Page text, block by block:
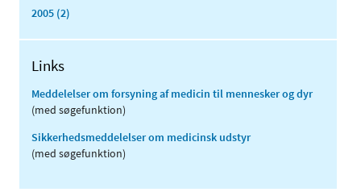
2005 (2)
Links
Meddelelser om forsyning af medicin til mennesker og dyr
(med søgefunktion)
Sikkerhedsmeddelelser om medicinsk udstyr
(med søgefunktion)